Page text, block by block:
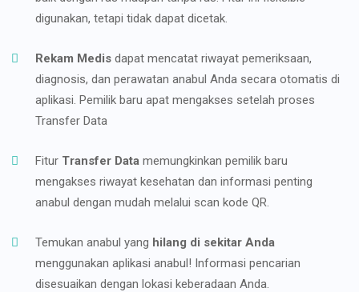
digunakan, tetapi tidak dapat dicetak.
Rekam Medis dapat mencatat riwayat pemeriksaan,
diagnosis, dan perawatan anabul Anda secara otomatis di
aplikasi. Pemilik baru apat mengakses setelah proses
Transfer Data
Fitur Transfer Data memungkinkan pemilik baru
mengakses riwayat kesehatan dan informasi penting
anabul dengan mudah melalui scan kode QR.
Temukan anabul yang hilang di sekitar Anda
menggunakan aplikasi anabul! Informasi pencarian
disesuaikan dengan lokasi keberadaan Anda.